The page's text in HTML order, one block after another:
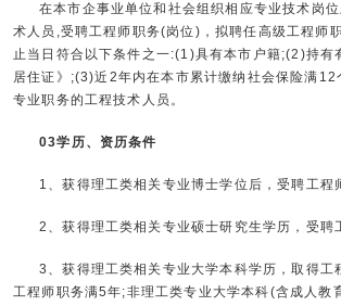
在本市企事业单位和社会组织相应专业技术岗
术人员,受聘工程师职务(岗位)，拟聘任高级工程师
止当日符合以下条件之一:(1)具有本市户籍;(2)持有
居住证》;(3)近2年内在本市累计缴纳社会保险满12
专业职务的工程技术人员。
03学历、资历条件
1、获得理工类相关专业博士学位后，受聘工程
2、获得理工类相关专业硕士研究生学历，受聘
3、获得理工类相关专业大学本科学历，取得工
工程师职务满5年;非理工类专业大学本科(含成人教